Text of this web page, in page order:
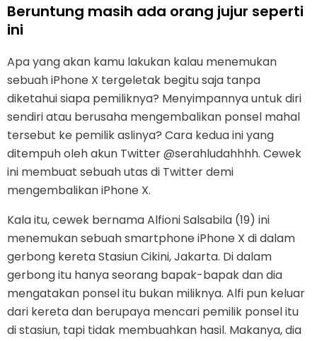
Beruntung masih ada orang jujur seperti
ini
Apa yang akan kamu lakukan kalau menemukan
sebuah iPhone X tergeletak begitu saja tanpa
diketahui siapa pemiliknya? Menyimpannya untuk diri
sendiri atau berusaha mengembalikan ponsel mahal
tersebut ke pemilik aslinya? Cara kedua ini yang
ditempuh oleh akun Twitter @serahludahhhh. Cewek
ini membuat sebuah utas di Twitter demi
mengembalikan iPhone X.
Kala itu, cewek bernama Alfioni Salsabila (19) ini
menemukan sebuah smartphone iPhone X di dalam
gerbong kereta Stasiun Cikini, Jakarta. Di dalam
gerbong itu hanya seorang bapak-bapak dan dia
mengatakan ponsel itu bukan miliknya. Alfi pun keluar
dari kereta dan berupaya mencari pemilik ponsel itu
di stasiun, tapi tidak membuahkan hasil. Makanya, dia